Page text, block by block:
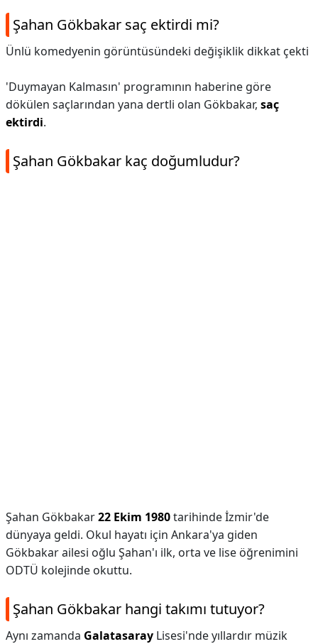
Şahan Gökbakar saç ektirdi mi?
Ünlü komedyenin görüntüsündeki değişiklik dikkat çekti
'Duymayan Kalmasın' programının haberine göre
dökülen saçlarından yana dertli olan Gökbakar, saç
ektirdi.
Şahan Gökbakar kaç doğumludur?
Şahan Gökbakar22 Ekim 1980tarihinde İzmir'de
dünyaya geldi. Okul hayatı için Ankara'ya giden
Gökbakar ailesi oğlu Şahan'ı ilk, orta ve lise öğrenimini
ODTÜ kolejinde okuttu.
Şahan Gökbakar hangi takımı tutuyor?
Aynı zamanda Galatasaray Lisesi'nde yıllardır müzik